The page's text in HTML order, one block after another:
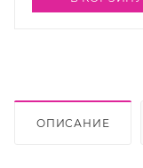
ОПИСАНИЕ